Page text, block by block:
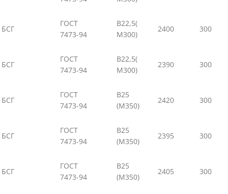
БСГ
ГОСТ
7473-94
В22,5(
М300)
2400 300
БСГ
ГОСТ
7473-94
В22,5(
М300)
2390 300
БСГ
ГОСТ
7473-94
В25
(М350)
2420 300
БСГ
ГОСТ
7473-94
В25
(М350)
2395 300
БСГ
ГОСТ
7473-94
В25
(М350)
2405 300